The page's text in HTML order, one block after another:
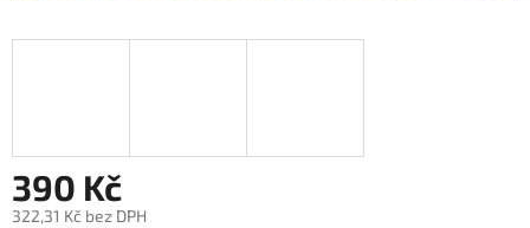
390 Kč
322,31 Kč bez DPH